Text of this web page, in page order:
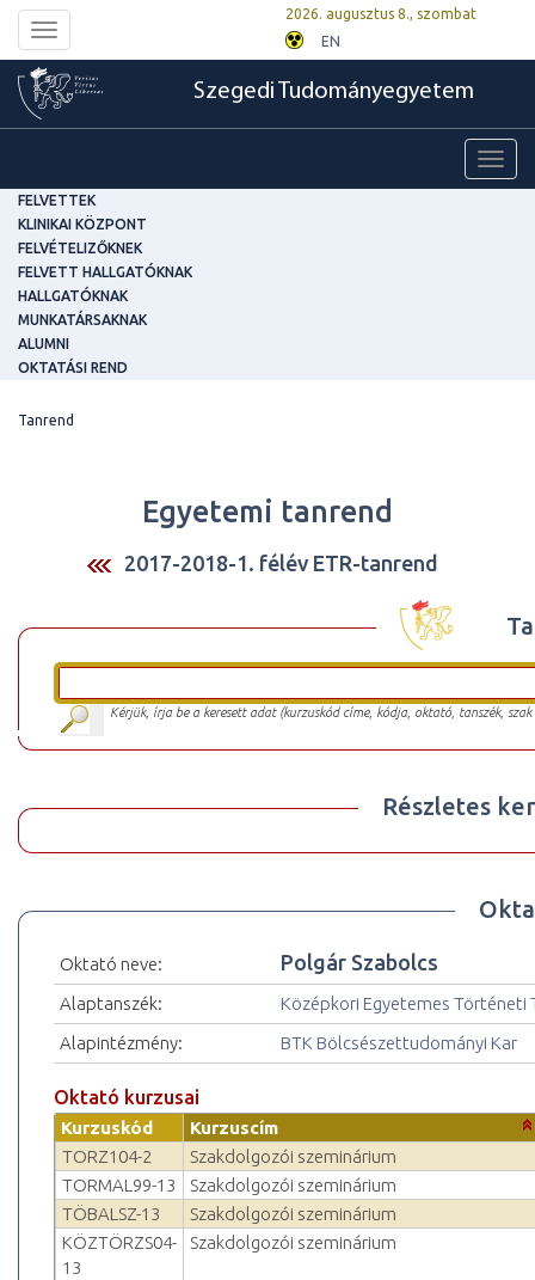
Toggle
navigation
2026. augusztus 8., szombat
EN
Szegedi Tudományegyetem
FELVETTEK
KLINIKAI KÖZPONT
FELVÉTELIZŐKNEK
FELVETT HALLGATÓKNAK
HALLGATÓKNAK
MUNKATÁRSAKNAK
ALUMNI
OKTATÁSI REND
Tanrend
Egyetemi tanrend
2017-2018-1. félév ETR-tanrend
Kérjük, írja be a keresett adat (kurzuskód címe, kódja, oktató, tanszék,
Részletes
Oktató neve: Polgár Szabolcs
Alaptanszék:
Középkori Egyetemes Történeti
Alapintézmény:
BTK Bölcsészettudományi Kar
Oktató kurzusai
Kurzuskód
Kurzuscím
TORZ104-2
Szakdolgozói szeminárium
TORMAL99-13
Szakdolgozói szeminárium
TÖBALSZ-13
Szakdolgozói szeminárium
KÖZTÖRZS04-
13
Szakdolgozói szeminárium